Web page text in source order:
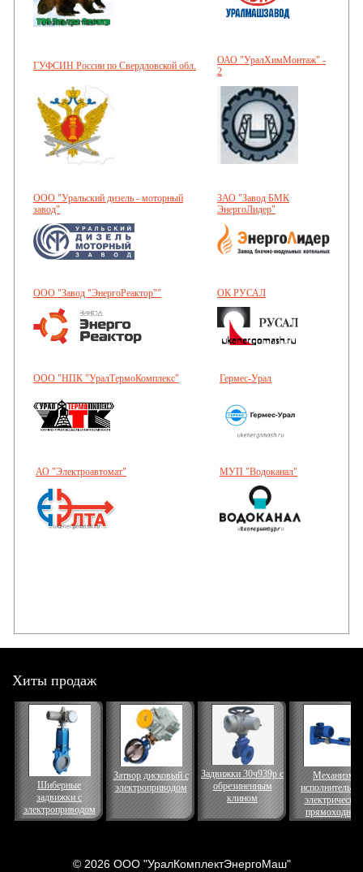
ГУФСИН России по Свердловской обл.
ОАО "УралХимМонтаж" -
2
ООО "Уральский дизель - моторный
завод"
ЗАО "Завод БМК
ЭнергоЛидер"
ООО "Завод "ЭнергоРеактор"" ОК РУСАЛ
ООО "НПК "УралТермоКомплекс" Гермес-Урал
АО "Электроавтомат" МУП "Водоканал"
Хиты продаж
Шиберные
задвижки с
электроприводом
Затвор дисковый с
электроприводом
Задвижки 30ч939р с
обрезиненным
клином
Механизм
электрический
прямоходный
© 2026 ООО "УралКомплектЭнергоМаш"